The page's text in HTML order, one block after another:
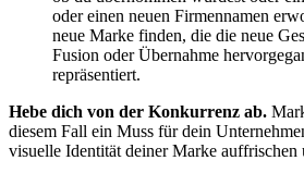
oder einen neuen Firmennamen
neue Marke finden, die die neue
Fusion oder Übernahme
repräsentiert.
Hebe dich von der Konkurrenz ab.
diesem Fall ein Muss für dein
visuelle Identität deiner Marke auffrischen